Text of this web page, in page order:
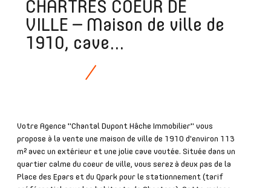
CHARTRES COEUR DE
VILLE – Maison de ville de
1910, cave...
Votre Agence "Chantal Dupont Hâche Immobilier" vous
propose à la vente une maison de ville de 1910 d'environ 113
m² avec un extérieur et une jolie cave voutée. Située dans un
quartier calme du coeur de ville, vous serez à deux pas de la
Place des Epars et du Qpark pour le stationnement (tarif